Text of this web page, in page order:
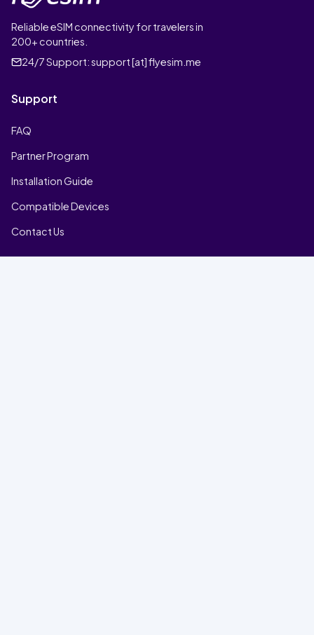
Reliable eSIM connectivity for travelers in
200+ countries.
24/7 Support:support [at] flyesim.me
Support
FAQ
Partner Program
Installation Guide
Compatible Devices
Contact Us